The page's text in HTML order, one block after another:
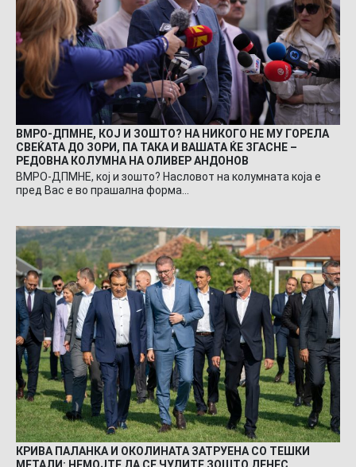
ВМРО-ДПМНЕ, КОЈ И ЗОШТО? НА НИКОГО НЕ МУ ГОРЕЛА
СВЕЌАТА ДО ЗОРИ, ПА ТАКА И ВАШАТА ЌЕ ЗГАСНЕ –
РЕДОВНА КОЛУМНА НА ОЛИВЕР АНДОНОВ
ВМРО-ДПМНЕ, кој и зошто? Насловот на колумната која е
пред Вас е во прашална форма…
КРИВА ПАЛАНКА И ОКОЛИНАТА ЗАТРУЕНА СО ТЕШКИ
МЕТАЛИ: НЕМОЈТЕ ДА СЕ ЧУДИТЕ ЗОШТО ДЕНЕС